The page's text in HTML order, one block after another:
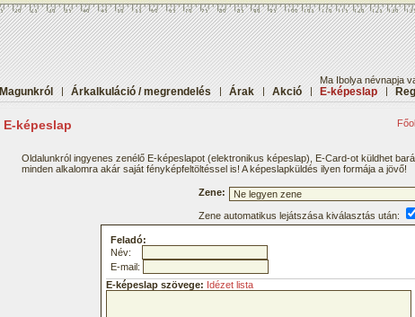
Ma Ibolya névnapja
Magunkról | Árkalkuláció / megrendelés | Árak | Akció | E-képeslap |
E-képeslap
Oldalunkról ingyenes zenélő E-képeslapot (elektronikus képeslap), E-Card-ot küldhet
minden alkalomra akár saját fényképfeltöltéssel is! A képeslapküldés ilyen formája a jövő!
Zene:
Zene automatikus lejátszása kiválasztás után:
Feladó:
Név:
E-mail:
E-képeslap szövege: Idézet lista